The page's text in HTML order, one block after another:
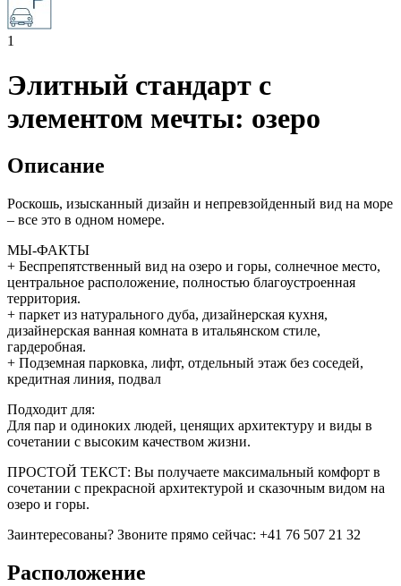
1
Элитный стандарт с
элементом мечты: озеро
Описание
Роскошь, изысканный дизайн и непревзойденный вид на море
– все это в одном номере.
МЫ-ФАКТЫ
+ Беспрепятственный вид на озеро и горы, солнечное место,
центральное расположение, полностью благоустроенная
территория.
+ паркет из натурального дуба, дизайнерская кухня,
дизайнерская ванная комната в итальянском стиле,
гардеробная.
+ Подземная парковка, лифт, отдельный этаж без соседей,
кредитная линия, подвал
Подходит для:
Для пар и одиноких людей, ценящих архитектуру и виды в
сочетании с высоким качеством жизни.
ПРОСТОЙ ТЕКСТ: Вы получаете максимальный комфорт в
сочетании с прекрасной архитектурой и сказочным видом на
озеро и горы.
Заинтересованы? Звоните прямо сейчас: +41 76 507 21 32
Расположение